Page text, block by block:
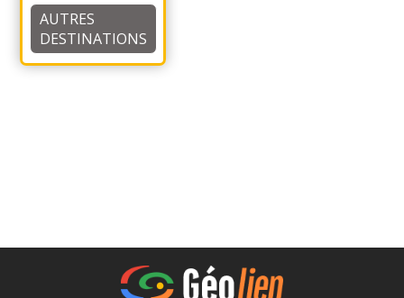
AUTRES
DESTINATIONS